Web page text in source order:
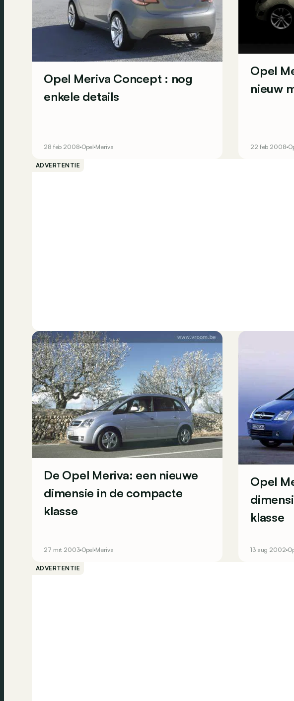
Opel Meriva Concept : nog
enkele details
28 feb 2008 Opel Meriva
Opel
nieuw
22 feb 2008
ADVERTENTIE
De Opel Meriva: een nieuwe
dimensie in de compacte
klasse
27 mrt 2003 Opel Meriva
Opel
klasse
13 aug 2002
ADVERTENTIE